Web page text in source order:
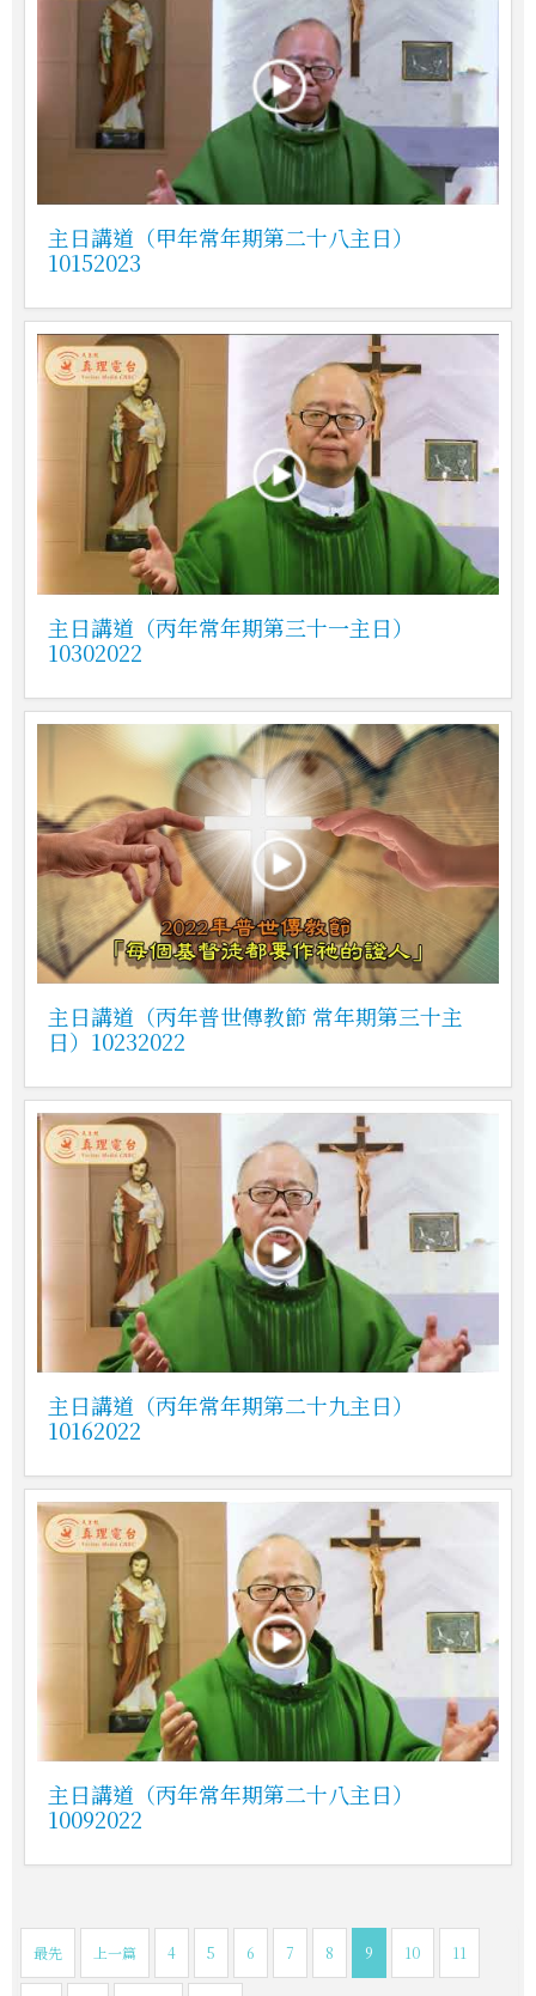
主日講道（甲年常年期第二十八主日）
10152023
主日講道（丙年常年期第三十一主日）
10302022
主日講道（丙年普世傳教節 常年期第三十主
日）10232022
主日講道（丙年常年期第二十九主日）
10162022
主日講道（丙年常年期第二十八主日）
10092022
最先 上一篇 4 5 6 7 8 9 10 11